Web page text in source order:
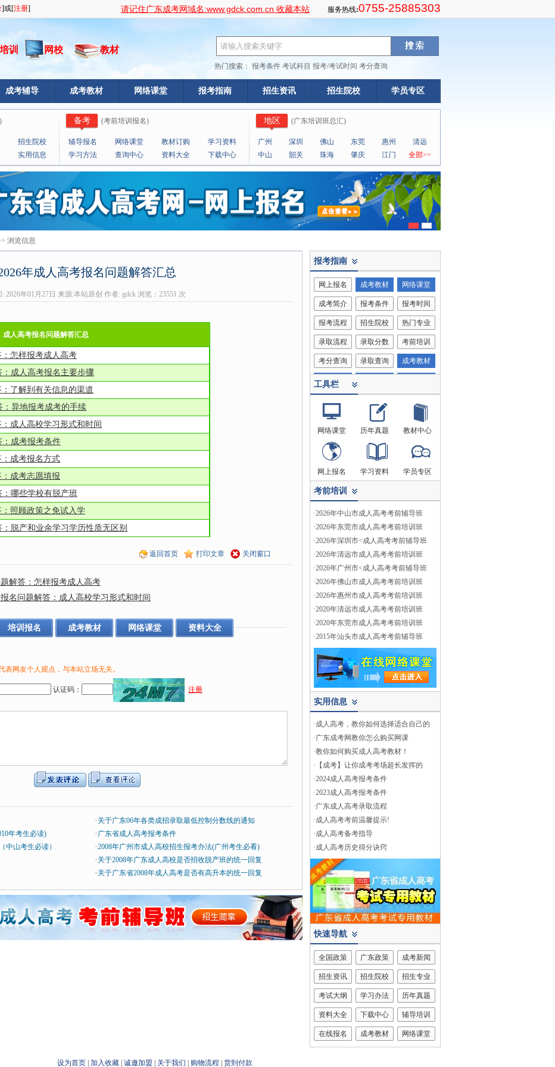
请记住广东成考网域名:www.gdck.com.cn 收藏本站 服务热线:0755-25885303
培训 网校 教材
热门搜索： 报考条件 考试科目 报考/考试时间 考分查询
成考辅导 成考教材 网络课堂 报考指南 招生资讯 招生院校 学员专区
)
招生院校
实用信息
备考 (考前培训报名)
辅导报名 网络课堂 教材订购
学习资料
学习方法
查询中心 资料大全 下载中心
地区 (广东培训班总汇)
广州 深圳 佛山 东莞 惠州
清远
中山
韶关 珠海 肇庆 江门 全部>>
浏览信息
年成人高考报名问题解答汇总
: 2026年01月27日 来源:本站原创 作者: gdck 浏览： 23551 次
成人高考报名问题解答汇总
怎样报考成人高考
成人高考报名主要步骤
了解到有关信息的渠道
异地报考成考的手续
成人高校学习形式和时间
成考报考条件
成考报名方式
成考志愿填报
哪些学校有脱产班
照顾政策之免试入学
脱产和业余学习学历性质无区别
返回首页 打印文章 关闭窗口
解答：怎样报考成人高考
名问题解答：成人高校学习形式和时间
培训报名 成考教材 网络课堂 资料大全
表网友个人观点，与本站立场无关。
认证码： 注册
年考生必读)
中山考生必读）
· 关于广东06年各类成招录取最低控制分数线的通知
· 广东省成人高考报考条件
·2008年广州市成人高校招生报考办法(广州考生必看)
· 关于2008年广东成人高校是否招收脱产班的统一回复
· 关于广东省2008年成人高考是否有高升本的统一回复
报考指南
网上报名 成考教材 网络课堂
成考简介 报考条件 报考时间
报考流程 招生院校 热门专业
录取流程 录取分数 考前培训
考分查询 录取查询 成考教材
考试科目
工具栏
网络课堂 历年真题 教材中心
网上报名 学习资料 学员专区
考前培训
·2026年中山市成人高考考前辅导班
·2026年东莞市成人高考考前培训班
·2026年深圳市<成人高考考前辅导班
·2026年清远市成人高考考前培训班
·2026年广州市<成人高考考前辅导班
·2026年佛山市成人高考考前培训班
·2026年惠州市成人高考考前培训班
·2020年清远市成人高考考前培训班
·2020年东莞市成人高考考前培训班
·2015年汕头市成人高考考前辅导班
实用信息
·成人高考，教你如何选择适合自己的
·广东成考网教你怎么购买网课
·教你如何购买成人高考教材！
· 【成考】让你成考考场超长发挥的
·2024成人高考报考条件
·2023成人高考报考条件
·广东成人高考录取流程
·成人高考考前温馨提示!
·成人高考备考指导
·成人高考历史得分诀窍
快速导航
全国政策 广东政策 成考新闻
招生资讯 招生院校 招生专业
考试大纲 学习办法 历年真题
资料大全 下载中心 辅导培训
在线报名 成考教材 网络课堂
设为首页 加入收藏 诚邀加盟 关于我们 购物流程 货到付款